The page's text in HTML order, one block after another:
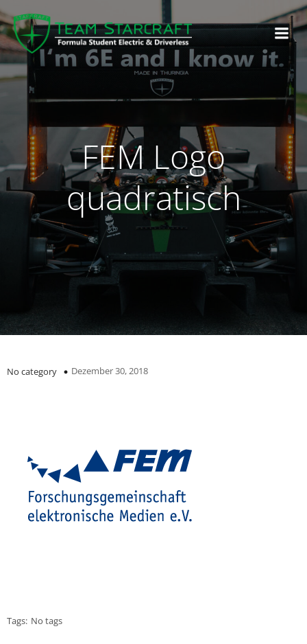
FEM Logo
quadratisch
No category Dezember 30, 2018
Tags: No tags